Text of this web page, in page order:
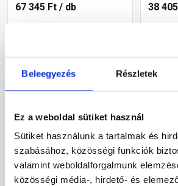
Beleegyezés Részletek
Ez a weboldal sütiket használ
Sütiket használunk a tartalmak és
szabásához, közösségi funkciók
valamint weboldalforgalmunk
közösségi média-, hirdető- és
67 345 Ft / db 38